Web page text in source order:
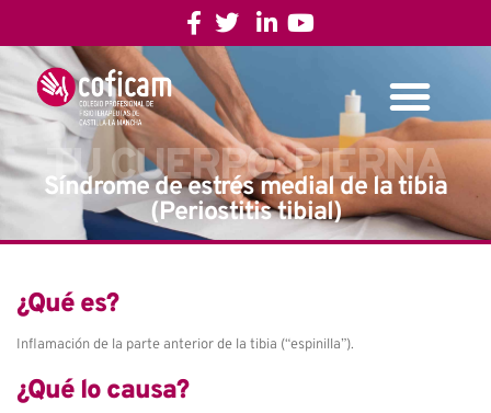
TU CUERPO: PIERNA
Síndrome de estrés medial de la tibia
(Periostitis tibial)
¿Qué es?
Inflamación de la parte anterior de la tibia (“espinilla”).
¿Qué lo causa?